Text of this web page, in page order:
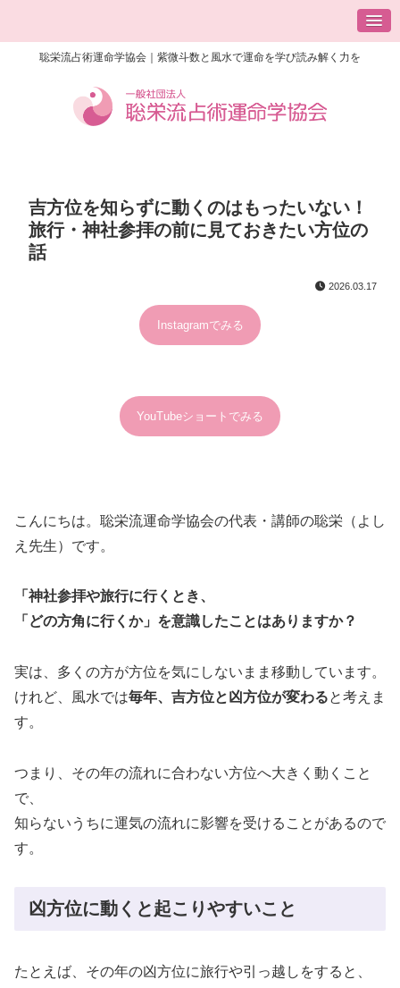
聡栄流占術運命学協会｜紫微斗数と風水で運命を学び読み解く力を
吉方位を知らずに動くのはもったいない！
旅行・神社参拝の前に見ておきたい方位の
話
2026.03.17
Instagramでみる
YouTubeショートでみる
こんにちは。聡栄流運命学協会の代表・講師の聡栄（よし
え先生）です。
「神社参拝や旅行に行くとき、
「どの方角に行くか」を意識したことはありますか？
実は、多くの方が方位を気にしないまま移動しています。
けれど、風水では毎年、吉方位と凶方位が変わると考えま
す。
つまり、その年の流れに合わない方位へ大きく動くこと
で、
知らないうちに運気の流れに影響を受けることがあるので
す。
凶方位に動くと起こりやすいこと
たとえば、その年の凶方位に旅行や引っ越しをすると、